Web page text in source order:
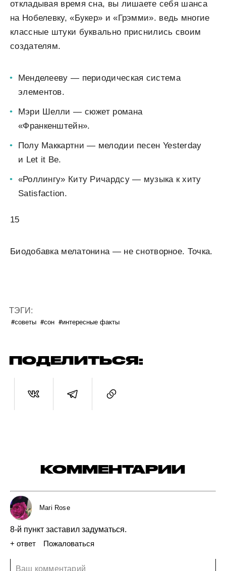
откладывая время сна, вы лишаете себя шанса
на Нобелевку, «Букер» и «Грэмми». ведь многие
классные штуки буквально приснились своим
создателям.
Менделееву — периодическая система
элементов.
Мэри Шелли — сюжет романа
«Франкенштейн».
Полу Маккартни — мелодии песен Yesterday
и Let it Be.
«Роллингу» Киту Ричардсу — музыка к хиту
Satisfaction.
15
Биодобавка мелатонина — не снотворное. Точка.
ТЭГИ:
#советы #сон #интересные факты
ПОДЕЛИТЬСЯ:
КОММЕНТАРИИ
Mari Rose
8-й пункт заставил задуматься.
+ ответ
Пожаловаться